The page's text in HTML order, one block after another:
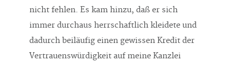
nicht fehlen. Es kam hinzu, daß er sich
immer durchaus herrschaftlich kleidete und
dadurch beiläufig einen gewissen Kredit der
Vertrauenswürdigkeit auf meine Kanzlei